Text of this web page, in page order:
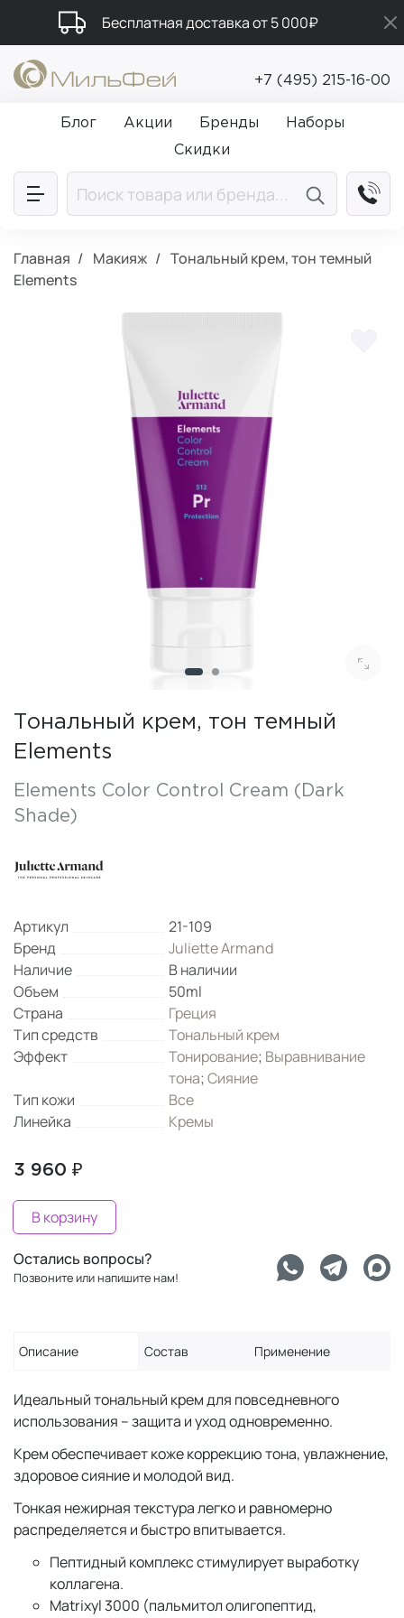
Бесплатная доставка от 5 000₽
Промокод ПРИВЕТ
Подарки в каждый заказ от 5 000₽
+7 (495) 215-16-00
Блог Акции Бренды
Наборы
Скидки
Главная Макияж
Тональный крем, тон темный
Elements
Тональный крем, тон темный
Elements
Elements Color Control Cream (Dark
Shade)
Артикул
21-109
Бренд
Juliette Armand
Наличие
В наличии
Объем
50ml
Страна
Греция
Тип средств
Тональный крем
Эффект
Тонирование; Выравнивание
тона;Сияние
Тип кожи
Все
Линейка
Кремы
3 960 ₽
В корзину
Остались вопросы?
Позвоните или напишите нам!
Описание Состав Применение
Идеальный тональный крем для повседневного
использования – защита и уход одновременно.
Крем обеспечивает коже коррекцию тона, увлажнение,
здоровое сияние и молодой вид.
Тонкая нежирная текстура легко и равномерно
распределяется и быстро впитывается.
Пептидный комплекс стимулирует выработку
коллагена.
Matrixyl 3000 (пальмитол олигопептид,